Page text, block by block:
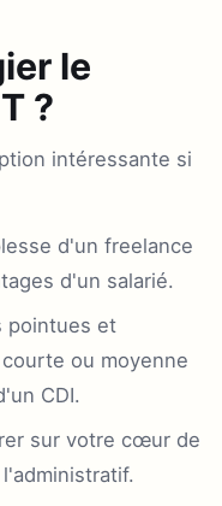
le
?
intéressante si
d'un freelance
d'un salarié.
pointues et
ou moyenne
CDI.
sur votre cœur de